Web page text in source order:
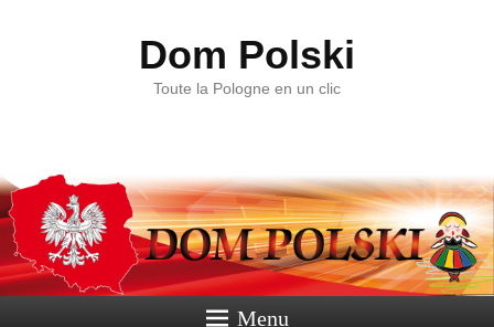
Dom Polski
Toute la Pologne en un clic
Menu